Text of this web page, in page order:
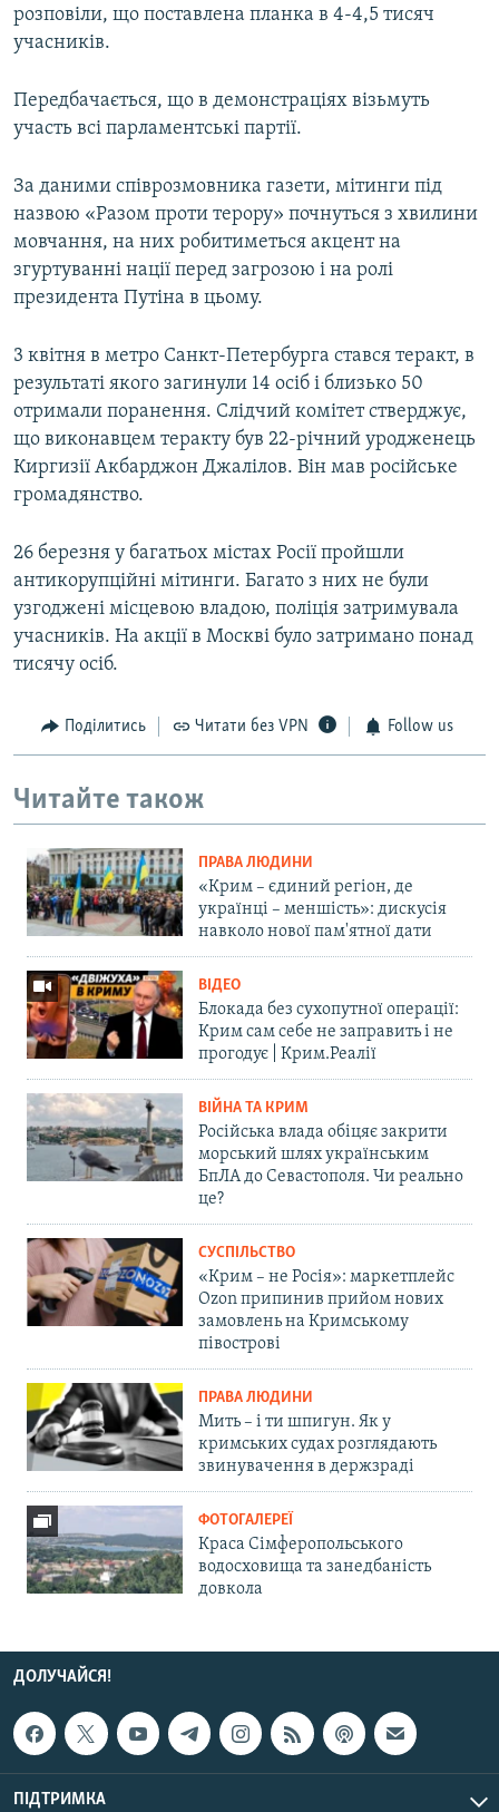
розповіли, що поставлена планка в 4-4,5 тисяч
учасників.
Передбачається, що в демонстраціях візьмуть
участь всі парламентські партії.
За даними співрозмовника газети, мітинги під
назвою «Разом проти терору» почнуться з хвилини
мовчання, на них робитиметься акцент на
згуртуванні нації перед загрозою і на ролі
президента Путіна в цьому.
3 квітня в метро Санкт-Петербурга стався теракт, в
результаті якого загинули 14 осіб і близько 50
отримали поранення. Слідчий комітет стверджує,
що виконавцем теракту був 22-річний уродженець
Киргизії Акбарджон Джалілов. Він мав російське
громадянство.
26 березня у багатьох містах Росії пройшли
антикорупційні мітинги. Багато з них не були
узгоджені місцевою владою, поліція затримувала
учасників. На акції в Москві було затримано понад
тисячу осіб.
Поділитись Читати без VPN Follow us
Читайте також
ПРАВА ЛЮДИНИ
«Крим – єдиний регіон, де
українці – меншість»: дискусія
навколо нової пам'ятної дати
ВІДЕО
Блокада без сухопутної операції:
Крим сам себе не заправить і не
прогодує | Крим.Реалії
ВІЙНА ТА КРИМ
Російська влада обіцяє закрити
морський шлях українським
БпЛА до Севастополя. Чи реально
це?
СУСПІЛЬСТВО
«Крим – не Росія»: маркетплейс
Ozon припинив прийом нових
замовлень на Кримському
півострові
ПРАВА ЛЮДИНИ
Мить – і ти шпигун. Як у
кримських судах розглядають
звинувачення в держзраді
ФОТОГАЛЕРЕЇ
Краса Сімферопольського
водосховища та занедбаність
довкола
ДОЛУЧАЙСЯ!
ПІДТРИМКА